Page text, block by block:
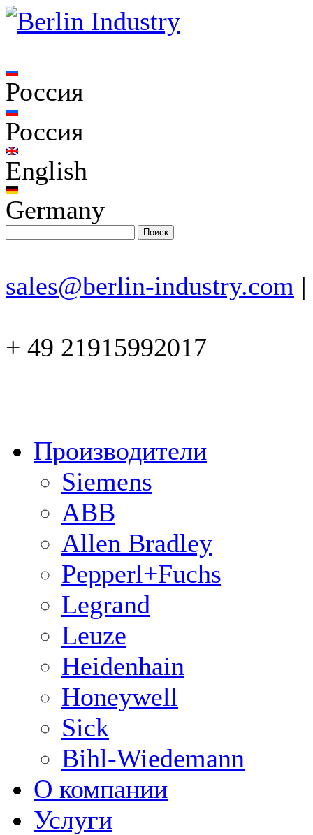
Россия
Россия
English
Germany
sales@berlin-industry.com |
+ 49 21915992017
Производители
Siemens
ABB
Allen Bradley
Pepperl+Fuchs
Legrand
Leuze
Heidenhain
Honeywell
Sick
Bihl-Wiedemann
О компании
Услуги